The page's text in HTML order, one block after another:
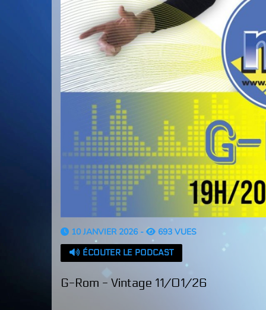
10 JANVIER 2026 - 693 VUES
ÉCOUTER LE PODCAST
G-Rom - Vintage 11/01/26